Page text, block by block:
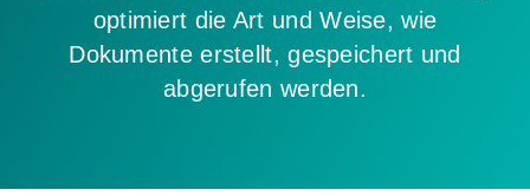
optimiert die Art und Weise, wie
Dokumente erstellt, gespeichert und
abgerufen werden.